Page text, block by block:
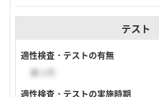
テスト
適性検査・テストの有無
あった
適性検査・テストの実施時期